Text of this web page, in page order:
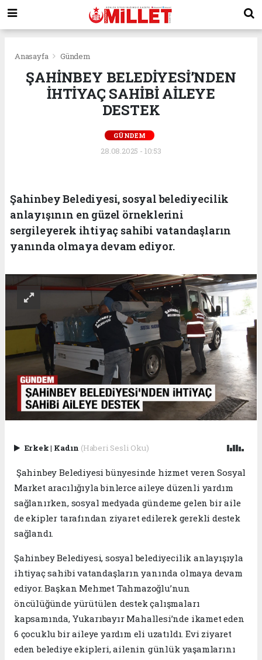
Anasayfa Gündem
ŞAHİNBEY BELEDİYESİ’NDEN
İHTİYAÇ SAHİBİ AİLEYE
DESTEK
GÜNDEM
28.08.2025 - 10:53
Şahinbey Belediyesi, sosyal belediyecilik
anlayışının en güzel örneklerini
sergileyerek ihtiyaç sahibi vatandaşların
yanında olmaya devam ediyor.
Erkek| Kadın (Haberi Sesli Oku)
Şahinbey Belediyesi bünyesinde hizmet veren Sosyal
Market aracılığıyla binlerce aileye düzenli yardım
sağlanırken, sosyal medyada gündeme gelen bir aile
de ekipler tarafından ziyaret edilerek gerekli destek
sağlandı.
Şahinbey Belediyesi, sosyal belediyecilik anlayışıyla
ihtiyaç sahibi vatandaşların yanında olmaya devam
ediyor. Başkan Mehmet Tahmazoğlu’nun
öncülüğünde yürütülen destek çalışmaları
kapsamında, Yukarıbayır Mahallesi’nde ikamet eden
6 çocuklu bir aileye yardım eli uzatıldı. Evi ziyaret
eden belediye ekipleri, ailenin günlük yaşamlarını